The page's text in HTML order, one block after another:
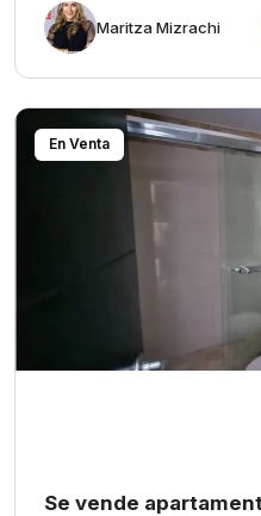
Maritza Mizrachi
En Venta
Se vende